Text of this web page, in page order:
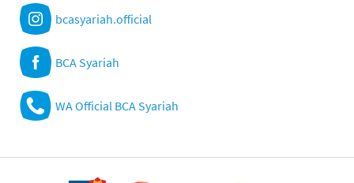
bcasyariah.official
BCA Syariah
WA Official BCA Syariah